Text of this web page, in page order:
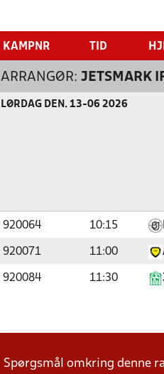
KAMPNR TID
ARRANGØR: JETSMARK
LØRDAG DEN. 13-06 2026
920064 10:15
920071 11:00
920084 11:30
Spørgsmål omkring denne